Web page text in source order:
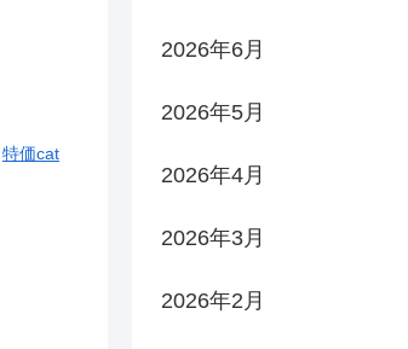
特価cat
2026年6月
2026年5月
2026年4月
2026年3月
2026年2月